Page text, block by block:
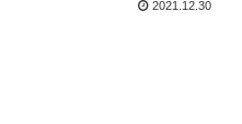
2021.12.30